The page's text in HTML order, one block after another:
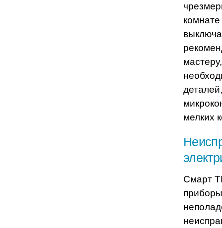
мелких
Смарт